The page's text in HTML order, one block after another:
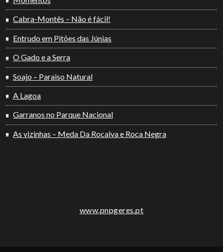
Cabra-Montês – Não é fácil!
Entrudo em Pitões das Júnias
O Gado e a Serra
Soajo – Paraiso Natural
A Lagoa
Garranos no Parque Nacional
As vizinhas – Meda Da Rocalva e Roca Negra
www.pnpgeres.pt